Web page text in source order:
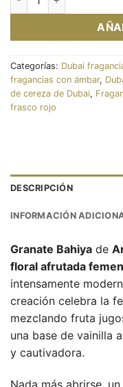
Categorías: Dubai
fragancias con ámbar,
de cereza de Dubai,
frasco rojo
DESCRIPCIÓN
INFORMACIÓN
Granate Bahiya de
floral afrutada
intensamente
creación celebra la
mezclando fruta
una base de vainilla
y cautivadora.